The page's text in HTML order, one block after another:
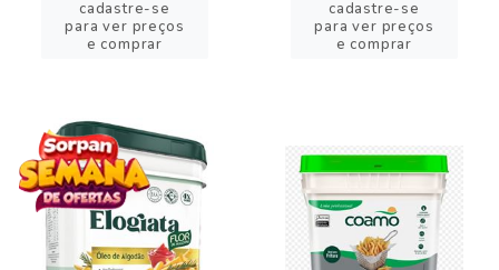
cadastre-se
para ver preços
e comprar
cadastre-se
para ver preços
e comprar